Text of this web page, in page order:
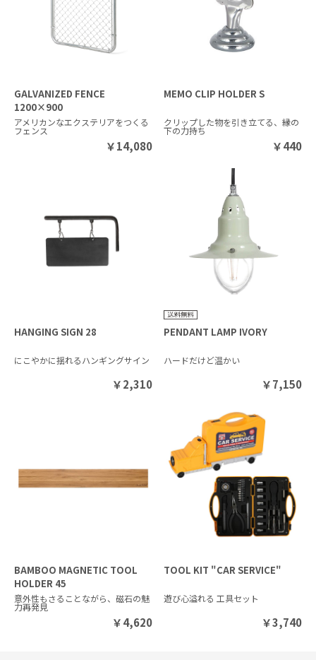
GALVANIZED FENCE
1200×900
アメリカンなエクステリアをつくる
フェンス
￥14,080
MEMO CLIP HOLDER S
クリップした物を引き立てる、縁の
下の力持ち
￥440
HANGING SIGN 28
にこやかに揺れるハンギングサイン
￥2,310
PENDANT LAMP IVORY
ハードだけど温かい
￥7,150
BAMBOO MAGNETIC TOOL
HOLDER 45
意外性もさることながら、磁石の魅
力再発見
￥4,620
TOOL KIT "CAR SERVICE"
遊び心溢れる 工具セット
￥3,740